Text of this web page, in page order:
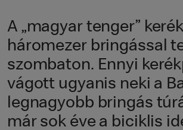
A „magyar tenger”
háromezer bringással
szombaton. Ennyi
vágott ugyanis neki a
legnagyobb bringás
már sok éve a biciklis